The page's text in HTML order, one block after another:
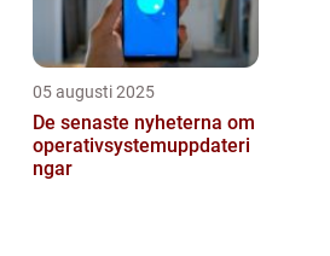
05 augusti 2025
De senaste nyheterna om
operativsystemuppdateri
ngar